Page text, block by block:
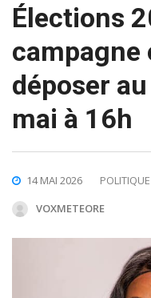
Élections
campagne
déposer
mai à 16h
14 MAI 2026
POLITIQUE
VOXMETEORE